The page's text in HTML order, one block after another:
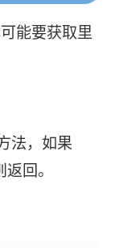
能要获取里
法，如果
回。